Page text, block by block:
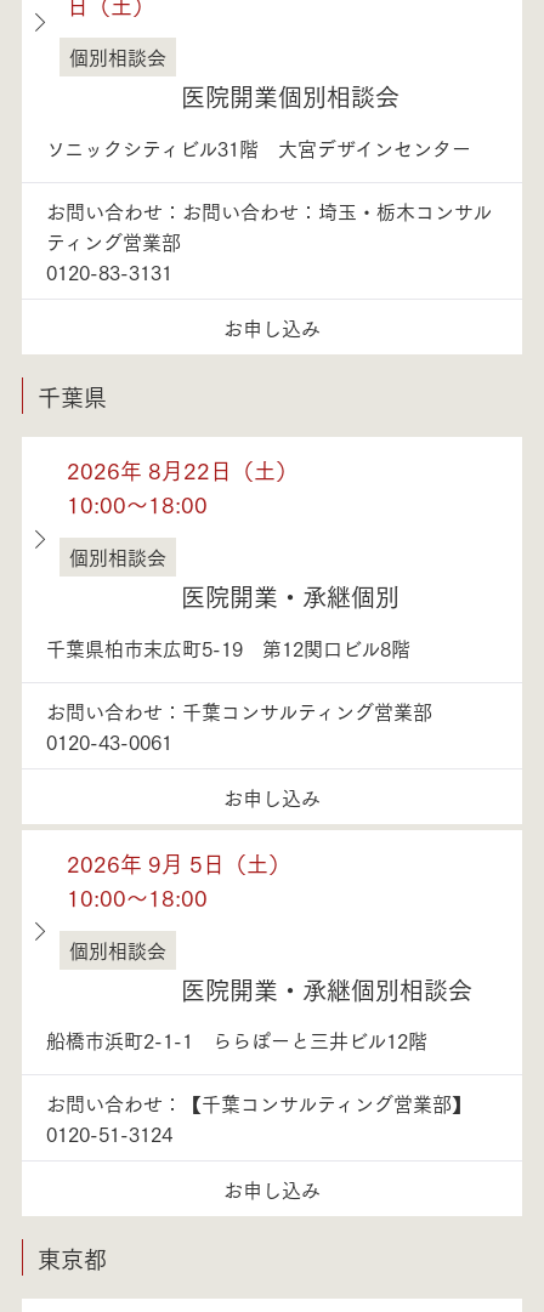
埼玉県
個別相談会
医院開業個別相談会
ソニックシティビル31階 大宮デザインセンター
お問い合わせ：お問い合わせ：埼玉・栃木コンサル
ティング営業部
0120-83-3131
お申し込み
千葉県
2026年 8月22日（土）
10:00～18:00
千葉県
個別相談会
医院開業・承継個別
千葉県柏市末広町5-19 第12関口ビル8階
お問い合わせ：千葉コンサルティング営業部
0120-43-0061
お申し込み
2026年 9月 5日（土）
10:00～18:00
千葉県
個別相談会
医院開業・承継個別相談会
船橋市浜町2-1-1 ららぽーと三井ビル12階
お問い合わせ：【千葉コンサルティング営業部】
0120-51-3124
お申し込み
東京都